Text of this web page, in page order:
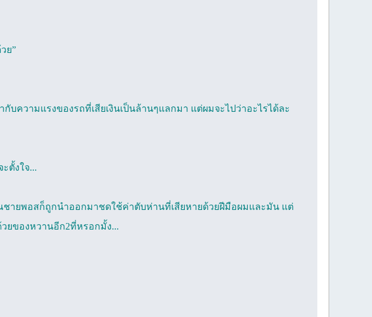
ย”
ความแรงของรถที่เสียเงินเป็นล้านๆแลกมา แต่ผมจะไปว่าอะไรได้ละ
ตั้งใจ...
ชายพอสก็ถูกนำออกมาชดใช้ค่าตับห่านที่เสียหายด้วยฝีมือผมและมัน แต่
ยของหวานอีก2ที่หรอกมั้ง...